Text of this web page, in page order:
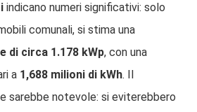
indicano numeri significativi: solo
comunali, si stima una
di circa 1.178 kWp, con una
a 1,688 milioni di kWh. Il
sarebbe notevole: si eviterebbero